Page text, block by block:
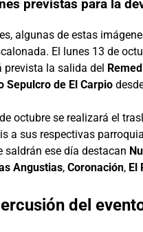
previstas para la
algunas de estas
El lunes 13 de
prevista la salida del
Sepulcro de El Carpio
octubre se realizará el
a sus respectivas
saldrán ese día destacan
Angustias, Coronación, El
del